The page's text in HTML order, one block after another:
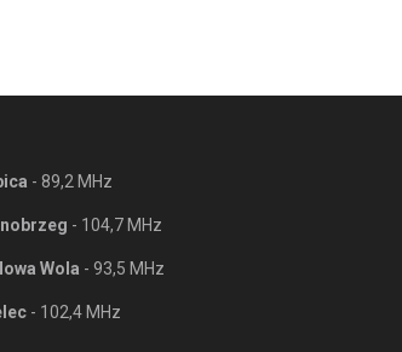
- 89,2 MHz
- 104,7 MHz
Wola - 93,5 MHz
- 102,4 MHz